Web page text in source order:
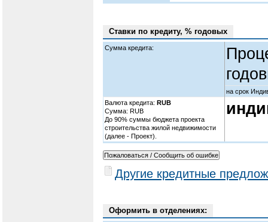
Ставки по кредиту, % годовых
Сумма кредита:
на срок
Валюта кредита: RUB
Cумма: RUB
До 90% суммы бюджета проекта
строительства жилой недвижимости
(далее - Проект).
Другие кредитные
Оформить в отделениях: